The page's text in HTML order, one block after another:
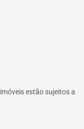
estão sujeitos a